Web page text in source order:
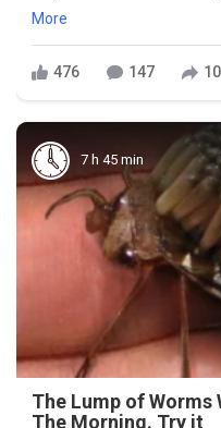
More
476 147
7 h 45 min
The Lump of Worms
The Morning. Try it